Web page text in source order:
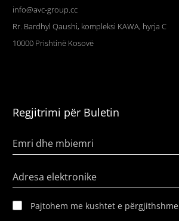
info@avc-group.cc
Rr. Bardhyl Qaushi, kompleksi KAWA, hyrja C
10000 Prishtinë Kosovë
Regjitrimi për Buletin
Emri dhe mbiemri
Adresa elektronike
Pajtohem me kushtet e përgjithshme